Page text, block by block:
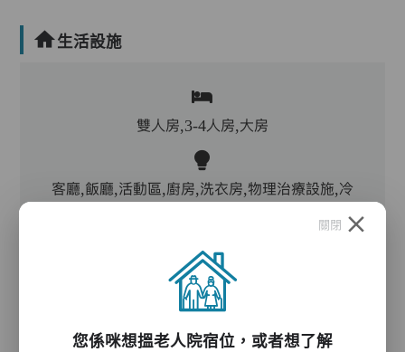
生活設施
雙人房,3-4人房,大房
客廳,飯廳,活動區,廚房,洗衣房,物理治療設施,冷
電動床,氣墊床,升降機,防滑扶手,助行器/拐杖,輪
椅,院車
關閉
您係咪想搵老人院宿位，或者想了解